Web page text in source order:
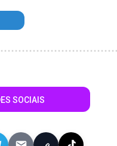
SOCIAIS